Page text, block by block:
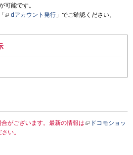
可能です。
dアカウント発行 」でご確認ください。
がございます。最新の情報は
ドコモショッ
い。